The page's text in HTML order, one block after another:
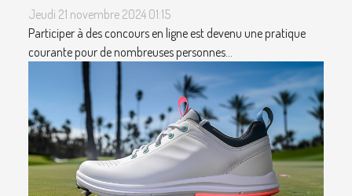
Jeudi 21 novembre 2024 01:15
Participer à des concours en ligne est devenu une pratique
courante pour de nombreuses personnes...